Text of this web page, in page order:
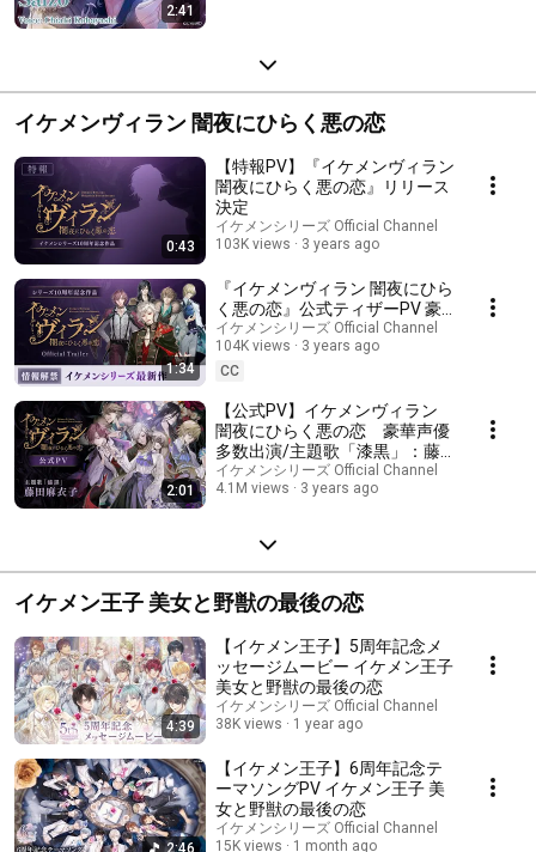
2:41
イケメンヴィラン 闇夜にひらく悪の恋
0:43
【特報PV】『イケメンヴィラン
闇夜にひらく悪の恋』リリース
決定
イケメンシリーズ Official Channel
103K views
3 years ago
1:34
『イケメンヴィラン 闇夜にひら
く悪の恋』公式ティザーPV 豪
華声優多数出演
イケメンシリーズ Official Channel
104K views
3 years ago
CC
2:01
【公式PV】イケメンヴィラン
闇夜にひらく悪の恋 豪華声優
多数出演/主題歌「漆黒」：藤
田麻衣子
イケメンシリーズ Official Channel
4.1M views
3 years ago
イケメン王子 美女と野獣の最後の恋
4:39
【イケメン王子】5周年記念メ
ッセージムービー イケメン王子
美女と野獣の最後の恋
イケメンシリーズ Official Channel
38K views
1 year ago
2:46
【イケメン王子】6周年記念テ
ーマソングPV イケメン王子 美
女と野獣の最後の恋
イケメンシリーズ Official Channel
15K views
1 month ago